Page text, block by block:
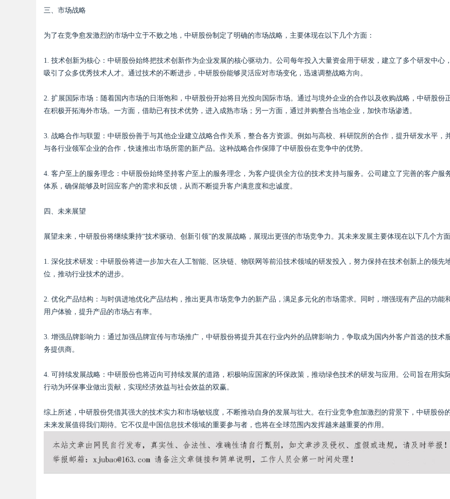
d
三、市场战略
为了在竞争愈发激烈的市场中立于不败之地，中研股份制定了明确的市场战略，主要体现在以下几个方面：
1. 技术创新为核心：中研股份始终把技术创新作为企业发展的核心驱动力。公司每年投入大量资金用于研发，建立了多个研发中心，
吸引了众多优秀技术人才。通过技术的不断进步，中研股份能够灵活应对市场变化，迅速调整战略方向。
2. 扩展国际市场：随着国内市场的日渐饱和，中研股份开始将目光投向国际市场。通过与境外企业的合作以及收购战略，中研股份
在积极开拓海外市场。一方面，借助已有技术优势，进入成熟市场；另一方面，通过并购整合当地企业，加快市场渗透。
3. 战略合作与联盟：中研股份善于与其他企业建立战略合作关系，整合各方资源。例如与高校、科研院所的合作，提升研发水平，
与各行业领军企业的合作，快速推出市场所需的新产品。这种战略合作保障了中研股份在竞争中的优势。
4. 客户至上的服务理念：中研股份始终坚持客户至上的服务理念，为客户提供全方位的技术支持与服务。公司建立了完善的客户服
体系，确保能够及时回应客户的需求和反馈，从而不断提升客户满意度和忠诚度。
四、未来展望
展望未来，中研股份将继续秉持“技术驱动、创新引领”的发展战略，展现出更强的市场竞争力。其未来发展主要体现在以下几个方面
1. 深化技术研发：中研股份将进一步加大在人工智能、区块链、物联网等前沿技术领域的研发投入，努力保持在技术创新上的领先
位，推动行业技术的进步。
2. 优化产品结构：与时俱进地优化产品结构，推出更具市场竞争力的新产品，满足多元化的市场需求。同时，增强现有产品的功能
用户体验，提升产品的市场占有率。
3. 增强品牌影响力：通过加强品牌宣传与市场推广，中研股份将提升其在行业内外的品牌影响力，争取成为国内外客户首选的技术
务提供商。
4. 可持续发展战略：中研股份也将迈向可持续发展的道路，积极响应国家的环保政策，推动绿色技术的研发与应用。公司旨在用实
行动为环保事业做出贡献，实现经济效益与社会效益的双赢。
综上所述，中研股份凭借其强大的技术实力和市场敏锐度，不断推动自身的发展与壮大。在行业竞争愈加激烈的背景下，中研股份
未来发展值得我们期待。它不仅是中国信息技术领域的重要参与者，也将在全球范围内发挥越来越重要的作用。